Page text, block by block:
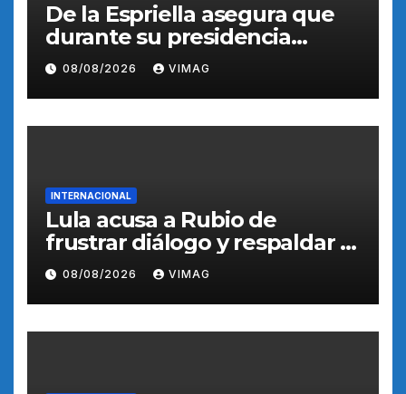
De la Espriella asegura que
durante su presidencia
Colombia encontrará orden a
través de autoridad
08/08/2026 VIMAG
INTERNACIONAL
Lula acusa a Rubio de
frustrar diálogo y respaldar al
candidato opositor Bolsonaro
08/08/2026 VIMAG